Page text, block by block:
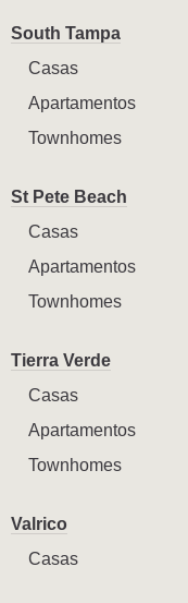
South Tampa
Casas
Apartamentos
Townhomes
St Pete Beach
Casas
Apartamentos
Townhomes
Tierra Verde
Casas
Apartamentos
Townhomes
Valrico
Casas